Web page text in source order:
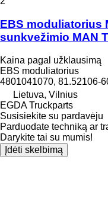
EBS moduliatorius
sunkvežimio MAN
Kaina pagal užklausimą
EBS moduliatorius
4801041070, 81.52106-
Lietuva, Vilnius
EGDA Truckparts
Susisiekite su pardavėju
Parduodate techniką ar
Darykite tai su mumis!
Įdėti skelbimą